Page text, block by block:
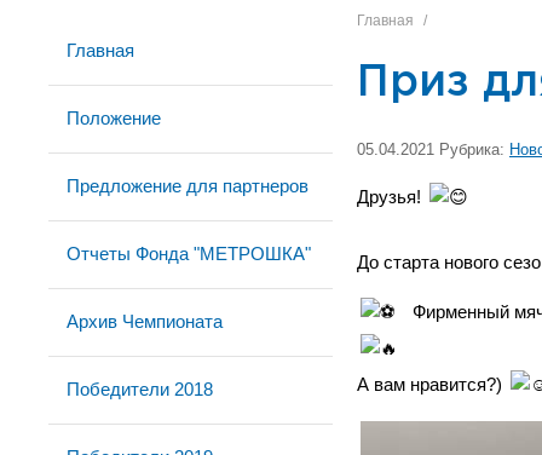
Главная
Положение
Предложение для партнеров
Отчеты Фонда "МЕТРОШКА"
Архив Чемпионата
Победители 2018
Главная /
Приз
05.04.2021 Рубрика:
Друзья!
До старта нового
Фирменный
А вам нравится?)